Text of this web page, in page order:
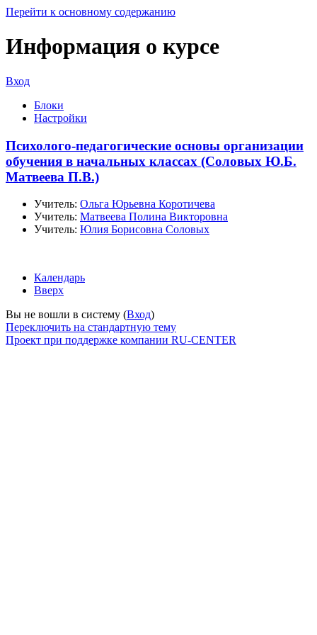
Перейти к основному содержанию
Информация о курсе
Вход
Блоки
Настройки
Психолого-педагогические основы организации
обучения в начальных классах (Соловых Ю.Б.
Матвеева П.В.)
Учитель: Ольга Юрьевна Коротичева
Учитель: Матвеева Полина Викторовна
Учитель: Юлия Борисовна Соловых
Календарь
Вверх
Вы не вошли в систему (Вход)
Переключить на стандартную тему
Проект при поддержке компании RU-CENTER